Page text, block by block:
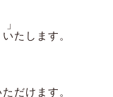
たします。
だけます。